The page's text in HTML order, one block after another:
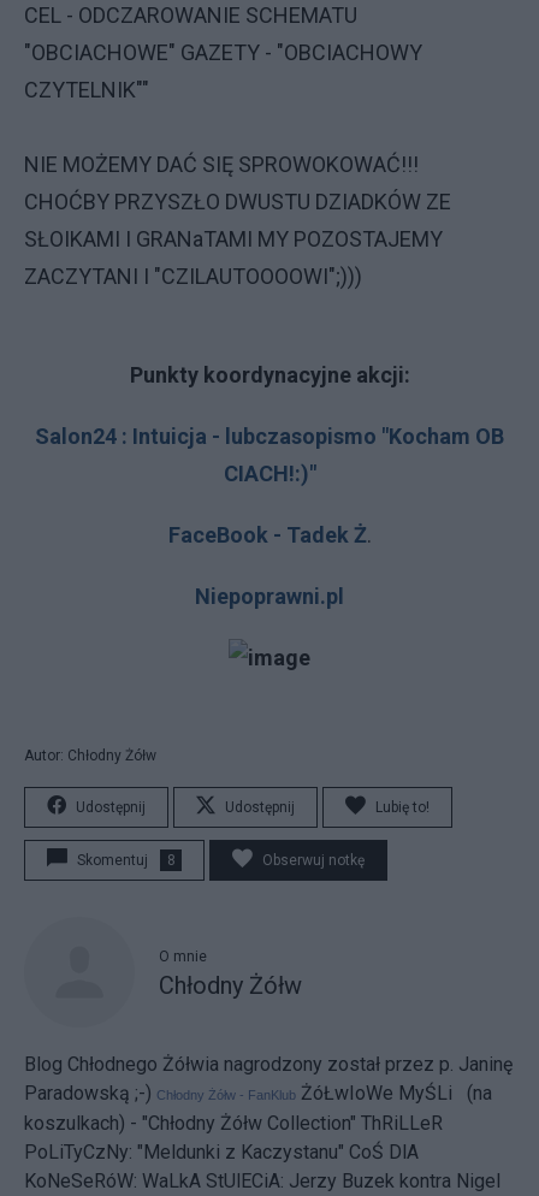
CEL - ODCZAROWANIE SCHEMATU
"OBCIACHOWE" GAZETY - "OBCIACHOWY
CZYTELNIK""
NIE MOŻEMY DAĆ SIĘ SPROWOKOWAĆ!!!
CHOĆBY PRZYSZŁO DWUSTU DZIADKÓW ZE
SŁOIKAMI I GRANaTAMI MY POZOSTAJEMY
ZACZYTANI I "CZILAUTOOOOWI";)))
Punkty koordynacyjne akcji:
Salon24 : Intuicja - lubczasopismo "Kocham OB
CIACH!:)"
FaceBook - Tadek Ż.
Niepoprawni.pl
Autor: Chłodny Żółw
Udostępnij Udostępnij Lubię to!
Skomentuj 8 Obserwuj notkę
O mnie
Chłodny Żółw
Blog Chłodnego Żółwia nagrodzony został przez p. Janinę
Paradowską ;-) Chłodny Żółw - FanKlub ŻóŁwIoWe MyŚLi (na
koszulkach) - "Chłodny Żółw Collection" ThRiLLeR
PoLiTyCzNy: "Meldunki z Kaczystanu" CoŚ DlA
KoNeSeRóW: WaLkA StUlECiA: Jerzy Buzek kontra Nigel